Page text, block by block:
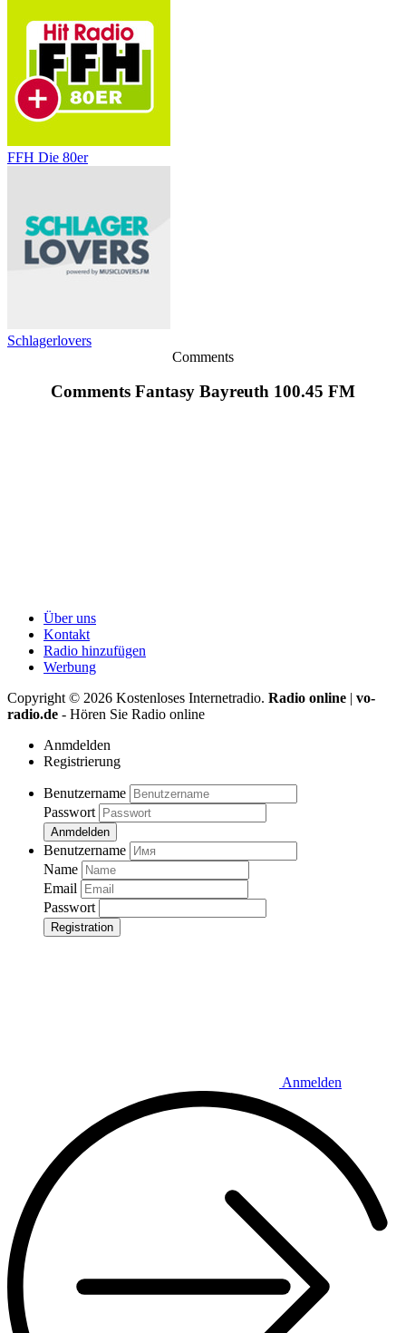
FFH Die 80er
Schlagerlovers
Comments
Comments Fantasy Bayreuth 100.45 FM
Über uns
Kontakt
Radio hinzufügen
Werbung
Copyright © 2026 Kostenloses Internetradio. Radio online | vo-
radio.de - Hören Sie Radio online
Anmdelden
Registrierung
Benutzername
Passwort
Anmdelden
Benutzername
Name
Email
Passwort
Registration
Anmelden